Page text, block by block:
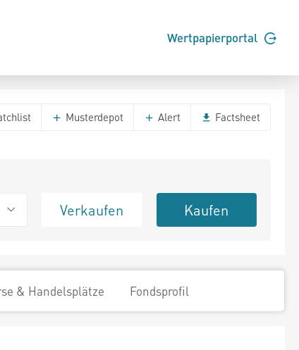
Wertpapierportal
Musterdepot Alert Factsheet
Verkaufen Kaufen
& Handelsplätze Fondsprofil